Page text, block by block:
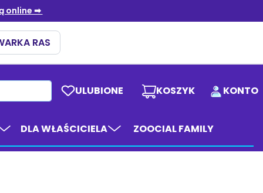
KOSZYK
ULUBIONE KONTO
DLA WŁAŚCICIELA ZOOCIAL FAMILY